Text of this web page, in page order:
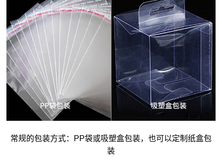
常规的包装方式：PP袋或吸塑盒包装，也可以定制纸盒包
装